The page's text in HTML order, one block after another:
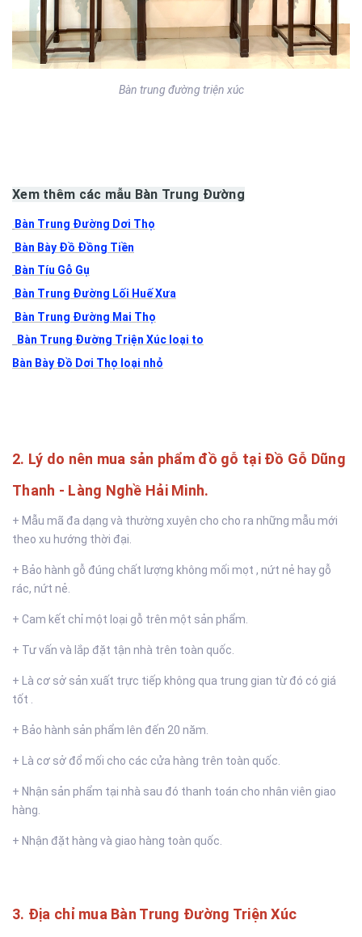
Bàn trung đường triện xúc
Xem thêm các mẫu Bàn Trung Đường
Bàn Trung Đường Dơi Thọ
Bàn Bày Đồ Đồng Tiền
Bàn Tíu Gỗ Gụ
Bàn Trung Đường Lối Huế Xưa
Bàn Trung Đường Mai Thọ
Bàn Trung Đường Triện Xúc loại to
Bàn Bày Đồ Dơi Thọ loại nhỏ
2. Lý do nên mua sản phẩm đồ gỗ tại Đồ Gỗ Dũng
Thanh - Làng Nghề Hải Minh.
+ Mẫu mã đa dạng và thường xuyên cho cho ra những mẫu mới
theo xu hướng thời đại.
+ Bảo hành gỗ đúng chất lượng không mối mọt , nứt nẻ hay gỗ
rác, nứt nẻ.
+ Cam kết chỉ một loại gỗ trên một sản phẩm.
+ Tư vấn và lắp đặt tận nhà trên toàn quốc.
+ Là cơ sở sản xuất trực tiếp không qua trung gian từ đó có giá
tốt .
+ Bảo hành sản phẩm lên đến 20 năm.
+ Là cơ sở đổ mối cho các cửa hàng trên toàn quốc.
+ Nhận sản phẩm tại nhà sau đó thanh toán cho nhân viên giao
hàng.
+ Nhận đặt hàng và giao hàng toàn quốc.
3. Địa chỉ mua Bàn Trung Đường Triện Xúc